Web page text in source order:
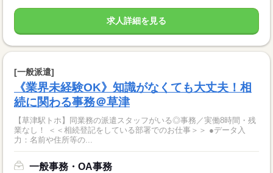
求人詳細を見る
[一般派遣]
《業界未経験OK》知識がなくても大丈夫！相
続に関わる事務＠草津
【草津駅トホ】同業務の派遣スタッフがいる◎事務／実働8時間・残
業なし！ ＜＜相続登記をしている部署でのお仕事＞＞ ●データ入
力：名前や住所等の...
一般事務・OA事務